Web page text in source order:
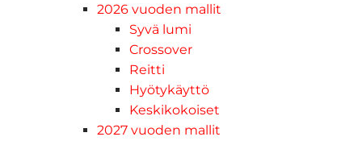
2026 vuoden mallit
Syvä lumi
Crossover
Reitti
Hyötykäyttö
Keskikokoiset
2027 vuoden mallit